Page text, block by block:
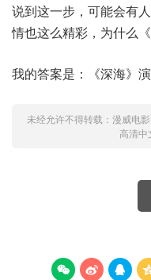
说到这一步，可能会有
情也这么精彩，为什么
我的答案是：《深海》
未经允许不得转载： 漫威电影
高清中
  